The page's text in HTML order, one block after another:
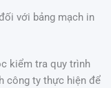
với bảng mạch in
kiểm tra quy trình
công ty thực hiện để